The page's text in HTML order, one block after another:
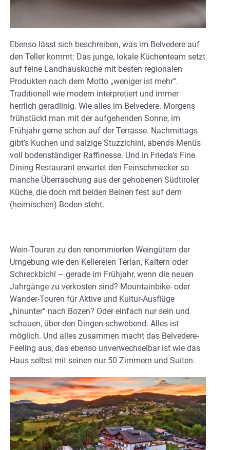
Ebenso lässt sich beschreiben, was im Belvedere auf
den Teller kommt: Das junge, lokale Küchenteam setzt
auf feine Landhausküche mit besten regionalen
Produkten nach dem Motto „weniger ist mehr“.
Traditionell wie modern interpretiert und immer
herrlich geradlinig. Wie alles im Belvedere. Morgens
frühstückt man mit der aufgehenden Sonne, im
Frühjahr gerne schon auf der Terrasse. Nachmittags
gibt’s Kuchen und salzige Stuzzichini, abends Menüs
voll bodenständiger Raffinesse. Und in Frieda’s Fine
Dining Restaurant erwartet den Feinschmecker so
manche Überraschung aus der gehobenen Südtiroler
Küche, die doch mit beiden Beinen fest auf dem
(heimischen) Boden steht.
Wein-Touren zu den renommierten Weingütern der
Umgebung wie den Kellereien Terlan, Kaltern oder
Schreckbichl – gerade im Frühjahr, wenn die neuen
Jahrgänge zu verkosten sind? Mountainbike- oder
Wander-Touren für Aktive und Kultur-Ausflüge
„hinunter“ nach Bozen? Oder einfach nur sein und
schauen, über den Dingen schwebend. Alles ist
möglich. Und alles zusammen macht das Belvedere-
Feeling aus, das ebenso unverwechselbar ist wie das
Haus selbst mit seinen nur 50 Zimmern und Suiten.